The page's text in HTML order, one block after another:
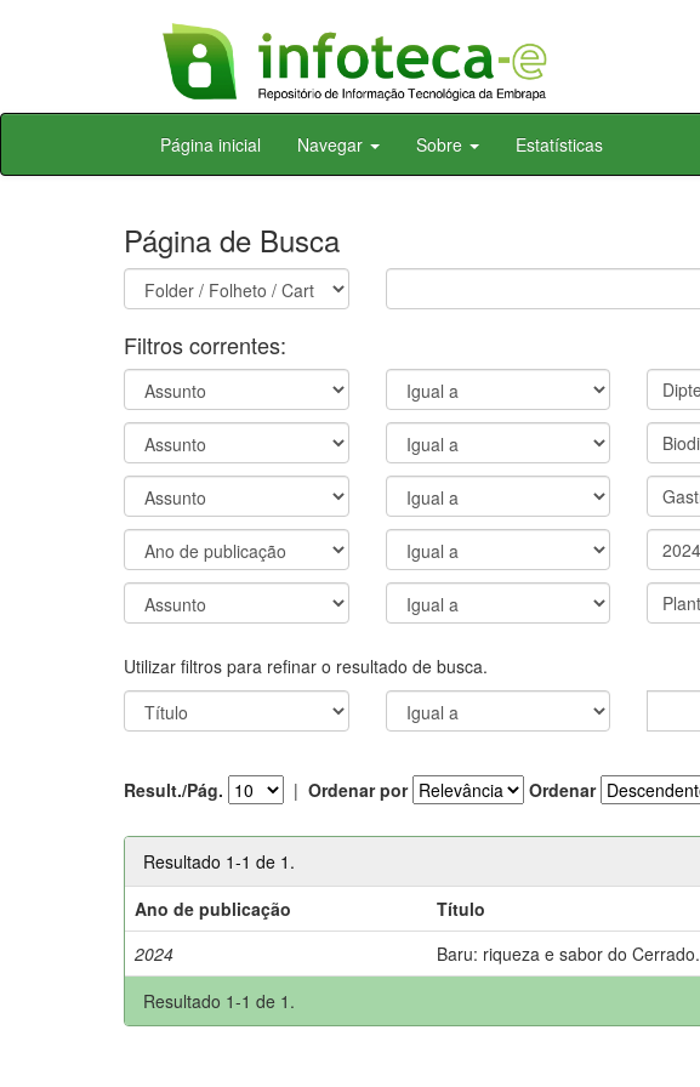
Skip
Página inicial Navegar Sobre Estatísticas
Página de Busca
Filtros correntes:
Utilizar filtros para refinar o resultado de busca.
Result./Pág. | Ordenar por Ordenar
Resultado 1-1 de 1.
Ano de publicação
Título
2024
Baru: riqueza e sabor do Cerrado.
Resultado 1-1 de 1.